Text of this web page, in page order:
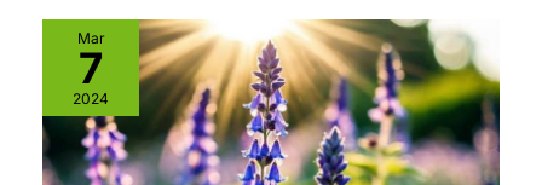
Mar
7
2024